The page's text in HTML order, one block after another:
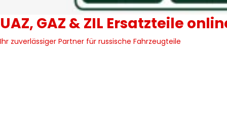
UAZ, GAZ & ZIL Ersatzteile
Ihr zuverlässiger Partner für russische Fahrzeugteile